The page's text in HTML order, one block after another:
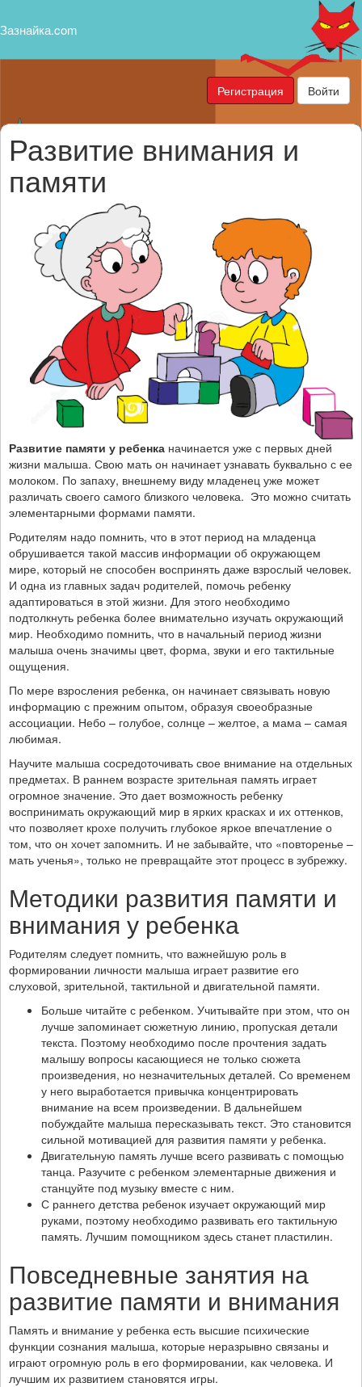
Зазнайка.com
Регистрация Войти
Развитие внимания и
памяти
Развитие памяти у ребенка начинается уже с первых дней
жизни малыша. Свою мать он начинает узнавать буквально с ее
молоком. По запаху, внешнему виду младенец уже может
различать своего самого близкого человека. Это можно считать
элементарными формами памяти.
Родителям надо помнить, что в этот период на младенца
обрушивается такой массив информации об окружающем
мире, который не способен воспринять даже взрослый человек.
И одна из главных задач родителей, помочь ребенку
адаптироваться в этой жизни. Для этого необходимо
подтолкнуть ребенка более внимательно изучать окружающий
мир. Необходимо помнить, что в начальный период жизни
малыша очень значимы цвет, форма, звуки и его тактильные
ощущения.
По мере взросления ребенка, он начинает связывать новую
информацию с прежним опытом, образуя своеобразные
ассоциации. Небо – голубое, солнце – желтое, а мама – самая
любимая.
Научите малыша сосредоточивать свое внимание на отдельных
предметах. В раннем возрасте зрительная память играет
огромное значение. Это дает возможность ребенку
воспринимать окружающий мир в ярких красках и их оттенков,
что позволяет крохе получить глубокое яркое впечатление о
том, что он хочет запомнить. И не забывайте, что «повторенье –
мать ученья», только не превращайте этот процесс в зубрежку.
Методики развития памяти и
внимания у ребенка
Родителям следует помнить, что важнейшую роль в
формировании личности малыша играет развитие его
слуховой, зрительной, тактильной и двигательной памяти.
Больше читайте с ребенком. Учитывайте при этом, что он
лучше запоминает сюжетную линию, пропуская детали
текста. Поэтому необходимо после прочтения задать
малышу вопросы касающиеся не только сюжета
произведения, но незначительных деталей. Со временем
у него выработается привычка концентрировать
внимание на всем произведении. В дальнейшем
побуждайте малыша пересказывать текст. Это становится
сильной мотивацией для развития памяти у ребенка.
Двигательную память лучше всего развивать с помощью
танца. Разучите с ребенком элементарные движения и
станцуйте под музыку вместе с ним.
С раннего детства ребенок изучает окружающий мир
руками, поэтому необходимо развивать его тактильную
память. Лучшим помощником здесь станет пластилин.
Повседневные занятия на
развитие памяти и внимания
Память и внимание у ребенка есть высшие психические
функции сознания малыша, которые неразрывно связаны и
играют огромную роль в его формировании, как человека. И
лучшим их развитием становятся игры.